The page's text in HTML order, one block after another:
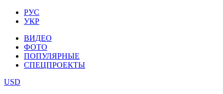
РУС
УКР
ВИДЕО
ФОТО
ПОПУЛЯРНЫЕ
СПЕЦПРОЕКТЫ
USD